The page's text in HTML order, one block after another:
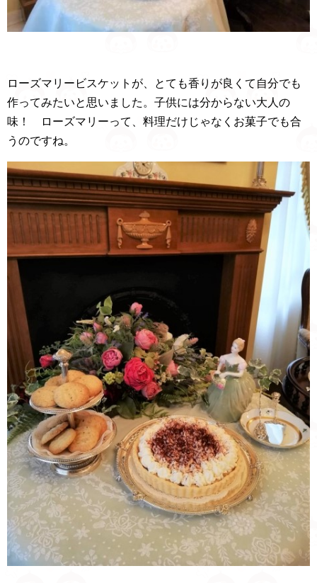
ローズマリービスケットが、とても香りが良くて自分でも
作ってみたいと思いました。子供には分からない大人の
味！ ローズマリーって、料理だけじゃなくお菓子でも合
うのですね。